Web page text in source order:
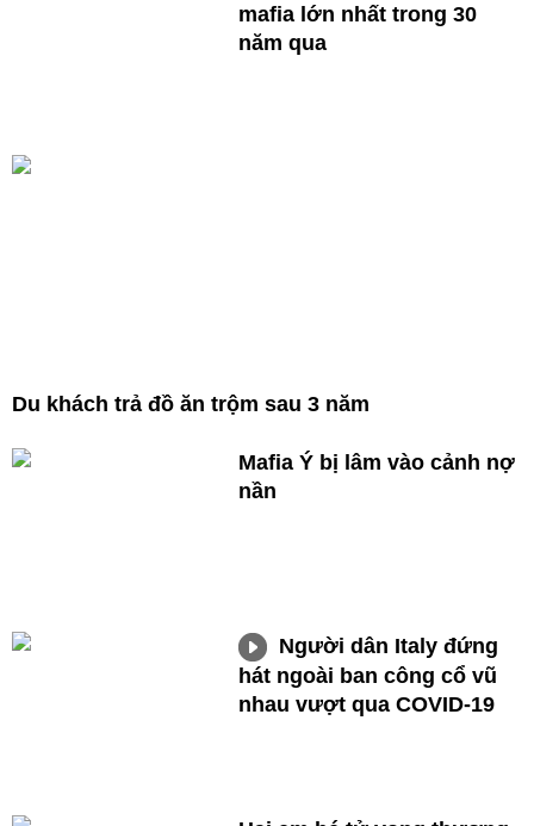
mafia lớn nhất trong 30
năm qua
Du khách trả đồ ăn trộm sau 3 năm
Mafia Ý bị lâm vào cảnh nợ
nần
Người dân Italy đứng
hát ngoài ban công cổ vũ
nhau vượt qua COVID-19